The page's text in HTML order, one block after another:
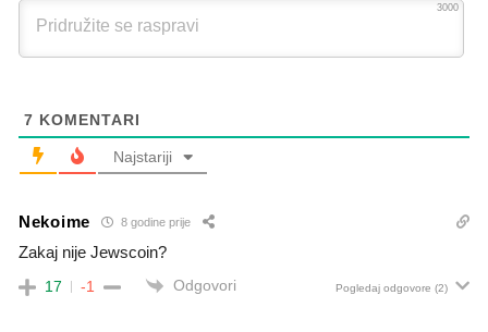
3000
7 KOMENTARI
Najstariji
Nekoime 8 godine prije
Zakaj nije Jewscoin?
17 -1 Odgovori Pogledaj odgovore (2)